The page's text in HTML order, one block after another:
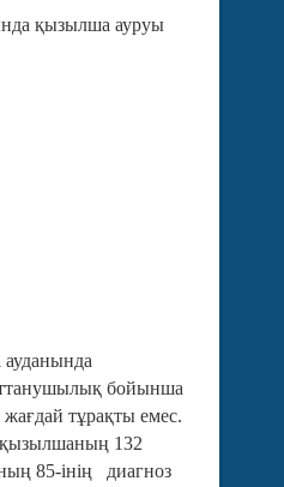
ауданында
бойынша
тұрақты емес.
қызылшаның 132
85-інің диагноз